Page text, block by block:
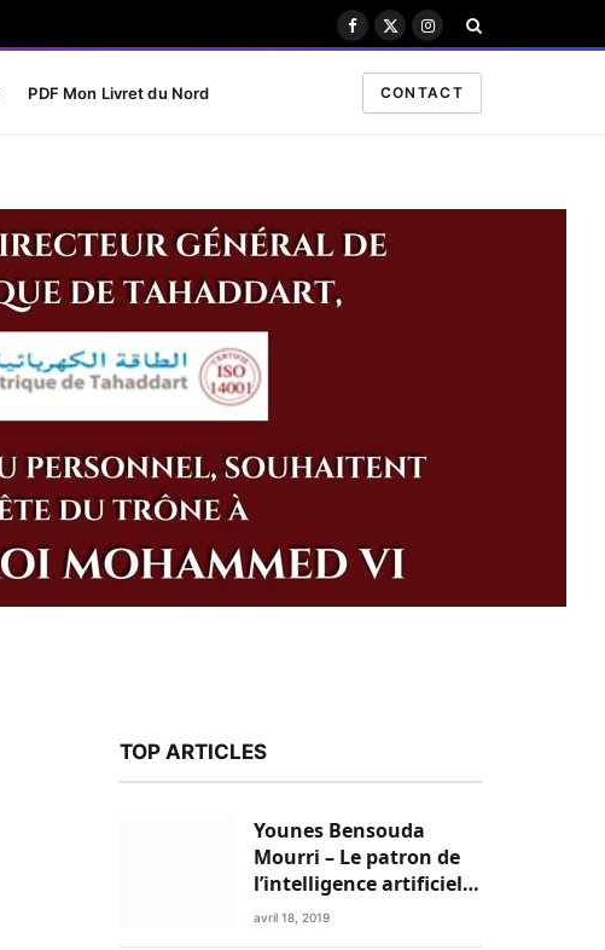
Facebook
X
Instagram
PDF Mon Livret du Nord CONTACT
TOP ARTICLES
Younes Bensouda
Mourri – Le patron de
l’intelligence artificielle
est un Marocain
avril 18, 2019